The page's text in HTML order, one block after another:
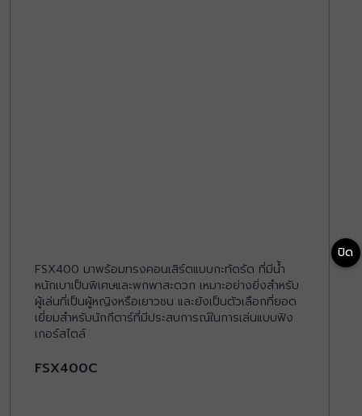
FSX400 มาพร้อมทรงคอนเสิร์ตแบบกะทัดรัด ที่มีน้ำ
หนักเบาเป็นพิเศษและพกพาสะดวก เหมาะอย่างยิ่งสำหรับ
ผู้เล่นที่เป็นผู้หญิงหรือเยาวชน และยังเป็นตัวเลือกที่ยอด
เยี่ยมสำหรับนักกีตาร์ที่มีประสบการณ์ในการเล่นแบบฟิง
เกอร์สไตล์
FSX400C
ปิด